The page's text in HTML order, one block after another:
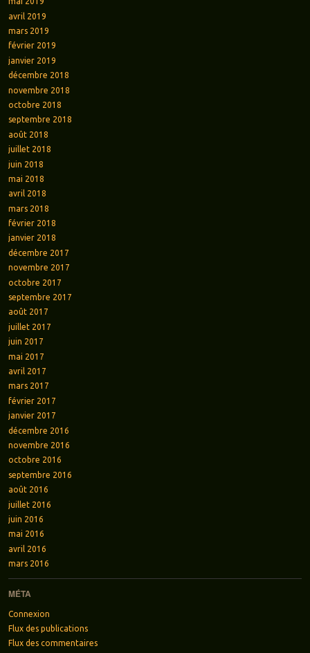
avril 2019
mars 2019
février 2019
janvier 2019
décembre 2018
novembre 2018
octobre 2018
septembre 2018
août 2018
juillet 2018
juin 2018
mai 2018
avril 2018
mars 2018
février 2018
janvier 2018
décembre 2017
novembre 2017
octobre 2017
septembre 2017
août 2017
juillet 2017
juin 2017
mai 2017
avril 2017
mars 2017
février 2017
janvier 2017
décembre 2016
novembre 2016
octobre 2016
septembre 2016
août 2016
juillet 2016
juin 2016
mai 2016
avril 2016
mars 2016
MÉTA
Connexion
Flux des publications
Flux des commentaires